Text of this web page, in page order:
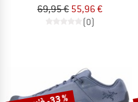
69,95 € 55,96 €
(0)